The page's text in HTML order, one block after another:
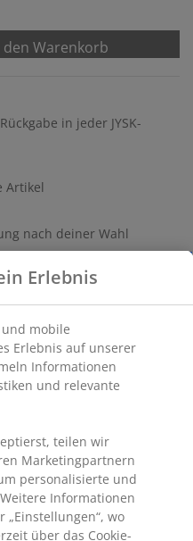
den Warenkorb
in jeder JYSK-
Artikel
nach deiner Wahl
und Stahl. Sie
Atmosphäre im
Laterne verfügt über
vor Wind